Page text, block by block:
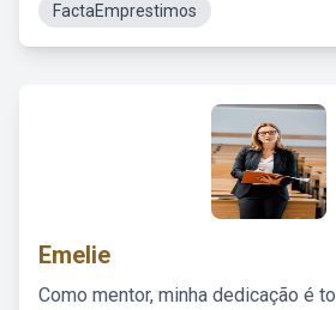
FactaEmprestimos
Emelie
Como mentor, minha dedicação é